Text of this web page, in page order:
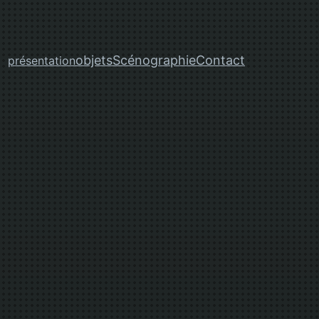
présentationobjetsScénographieContact